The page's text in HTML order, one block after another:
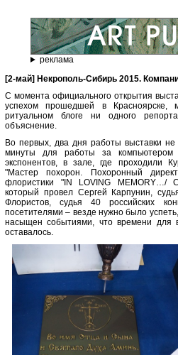
реклама
[2-май] Некрополь-Сибирь 2015.
С момента официального открытия
успехом прошедшей в
ритуальном блоге ни одного
объяснение.
Во первых, два дня работы выставки
минуты для работы за
экспонентов, в зале, где проходили
"Мастер похорон. Похоронный
флористики "IN LOVING
который провел Сергей Карпунин,
Флористов, судья 40 российских
посетителями – везде нужно было
насыщен событиями, что времени для
оставалось.